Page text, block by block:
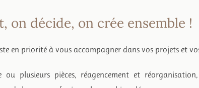
on décide, on crée ensemble !
en priorité à vous accompagner dans vos projets et
ou plusieurs pièces, réagencement et